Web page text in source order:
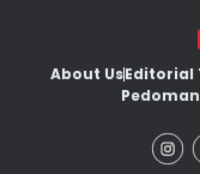
About UsEditorial